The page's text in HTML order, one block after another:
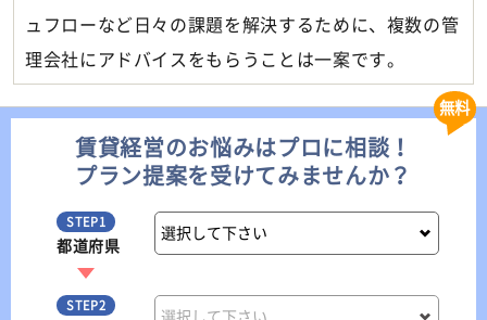
ュフローなど日々の課題を解決するために、複数の管
理会社にアドバイスをもらうことは一案です。
賃貸経営のお悩みはプロに相談！
プラン提案を受けてみませんか？
無料
STEP1
都道府県
STEP2